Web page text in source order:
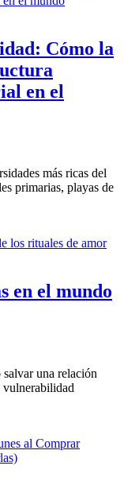
Cómo la
en el
más ricas del
primarias, playas de
en el mundo
salvar una relación
vulnerabilidad